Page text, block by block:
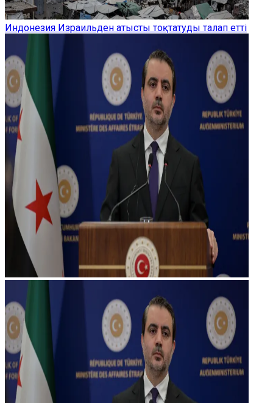
Индонезия Израильден атысты тоқтатуды талап етті